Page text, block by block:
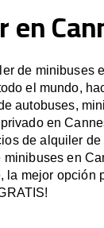
de minibuses
el mundo,
autobuses,
en
de alquiler
en
la mejor opción